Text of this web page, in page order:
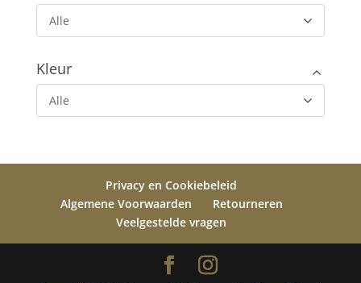
Alle
Kleur
Alle
Privacy en Cookiebeleid
Algemene Voorwaarden
Retourneren
Veelgestelde vragen